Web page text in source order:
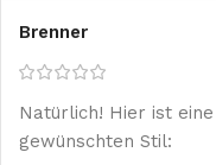
Brenner
Natürlich! Hier ist
gewünschten Stil: